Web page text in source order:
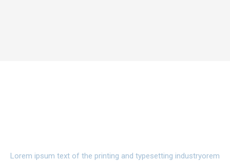
Lorem ipsum text of the printing and typesetting industryorem